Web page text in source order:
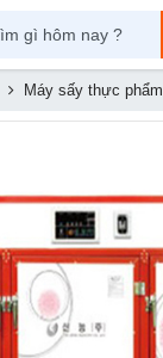
Máy sấy thực phẩm